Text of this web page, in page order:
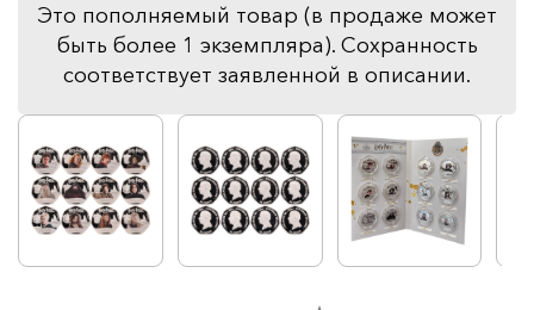
Это пополняемый товар (в продаже может
быть более 1 экземпляра). Сохранность
соответствует заявленной в описании.